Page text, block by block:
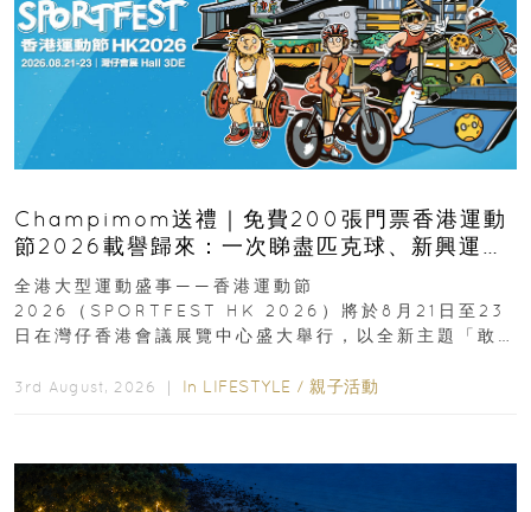
Champimom送禮｜免費200張門票香港運動
節2026載譽歸來：一次睇盡匹克球、新興運
動、街舞比賽＋逾百運動品牌展覽
全港大型運動盛事——香港運動節
2026（SPORTFEST HK 2026）將於8月21日至23
日在灣仔香港會議展覽中心盛大舉行，以全新主題「敢
3rd August, 2026 ｜ In LIFESTYLE / 親子活動